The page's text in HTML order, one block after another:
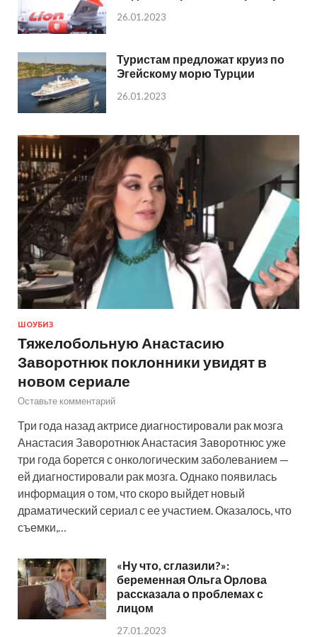
26.01.2023
Туристам предложат круиз по
Эгейскому морю Турции
26.01.2023
ШОУБИЗ
Тяжелобольную Анастасию
Заворотнюк поклонники увидят в
новом сериале
Оставьте комментарий
Три года назад актрисе диагностировали рак мозга
Анастасия Заворотнюк Анастасия Заворотнюс уже
три года борется с онкологическим заболеванием —
ей диагностировали рак мозга. Однако появилась
информация о том, что скоро выйдет новый
драматический сериал с ее участием. Оказалось, что
съемки,…
«Ну что, сглазили?»:
беременная Ольга Орлова
рассказала о проблемах с
лицом
27.01.2023